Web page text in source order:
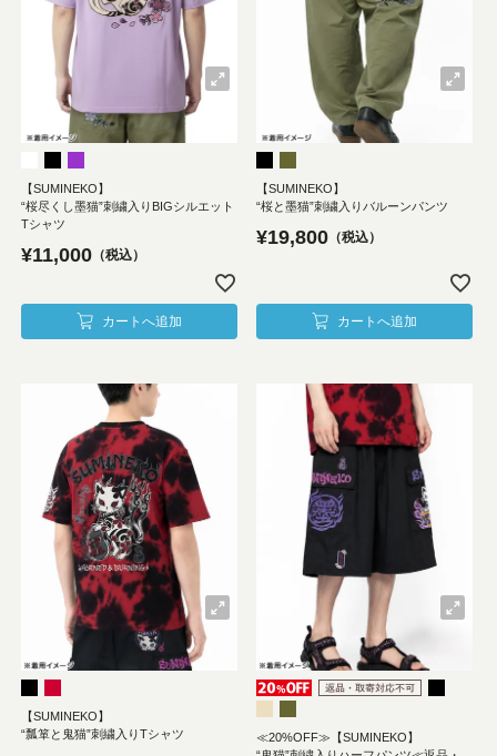
【SUMINEKO】
“桜尽くし墨猫”刺繍入りBIGシルエット
Tシャツ
¥11,000 税込
カートへ追加
【SUMINEKO】
“桜と墨猫”刺繍入りバルーンパンツ
¥19,800 税込
カートへ追加
【SUMINEKO】
“瓢箪と鬼猫”刺繍入りTシャツ
≪20%OFF≫【SUMINEKO】